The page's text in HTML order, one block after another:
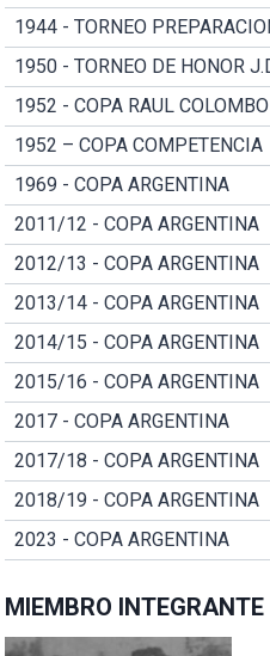
1944 - TORNEO
1950 - TORNEO DE HONOR
1952 - COPA RAUL COLOMBO
1952 – COPA COMPETENCIA
1969 - COPA ARGENTINA
2011/12 - COPA ARGENTINA
2012/13 - COPA ARGENTINA
2013/14 - COPA ARGENTINA
2014/15 - COPA ARGENTINA
2015/16 - COPA ARGENTINA
2017 - COPA ARGENTINA
2017/18 - COPA ARGENTINA
2018/19 - COPA ARGENTINA
2023 - COPA ARGENTINA
MIEMBRO INTEGRANTE